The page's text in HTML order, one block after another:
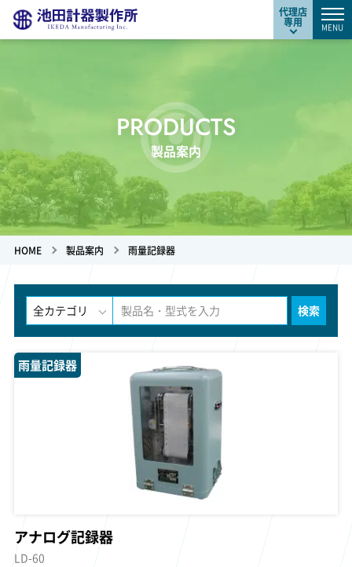
代理店
専用 MENU
PRODUCTS
製品案内
HOME 製品案内 雨量記録器
検索
雨量記録器
アナログ記録器
LD-60